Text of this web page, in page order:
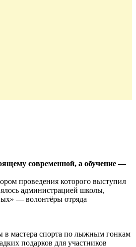
современной, а обучение —
проведения которого выступил
администрацией школы,
— волонтёры отряда
в мастера спорта по лыжным гонкам
подарков для участников